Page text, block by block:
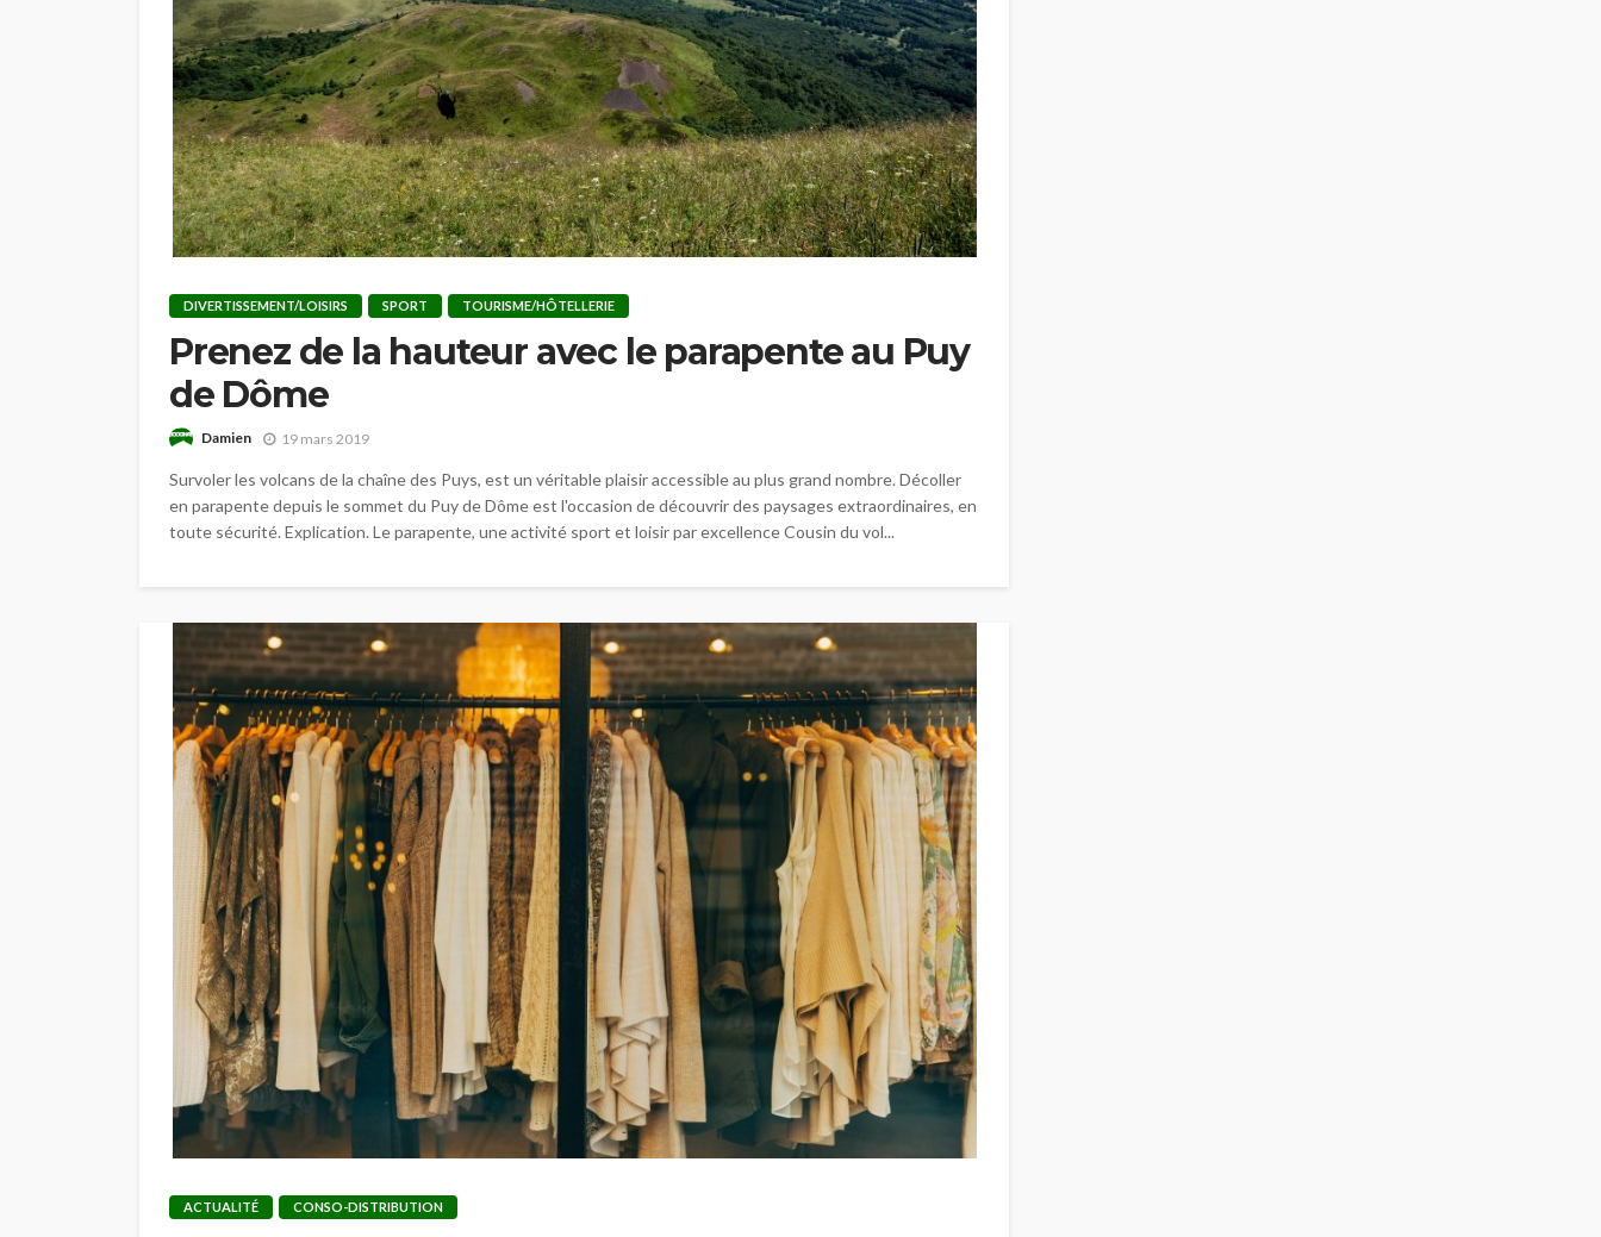
DIVERTISSEMENT/LOISIRS SPORT TOURISME/HÔTELLERIE
Prenez de la hauteur avec le parapente au Puy
de Dôme
Damien 19 mars 2019
Survoler les volcans de la chaîne des Puys, est un véritable plaisir accessible au plus grand nombre. Décoller
en parapente depuis le sommet du Puy de Dôme est l'occasion de découvrir des paysages extraordinaires, en
toute sécurité. Explication. Le parapente, une activité sport et loisir par excellence Cousin du vol...
ACTUALITÉ CONSO-DISTRIBUTION